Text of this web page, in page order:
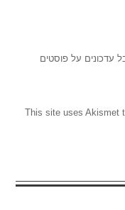
עדכונים על פוסטים
This site uses Akismet